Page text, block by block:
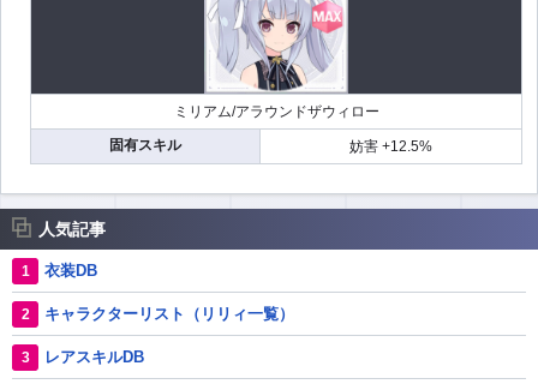
ミリアム/アラウンドザウィロー
固有スキル
妨害 +12.5%
人気記事
衣装DB
キャラクターリスト（リリィ一覧）
レアスキルDB